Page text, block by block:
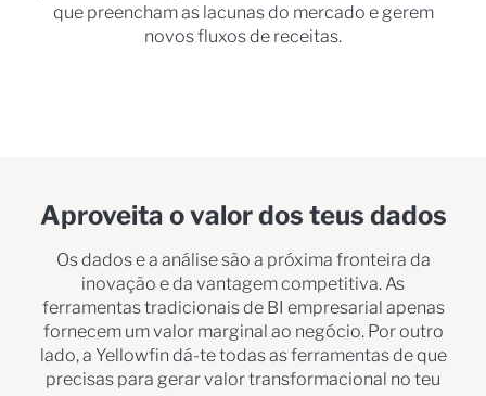
que preencham as lacunas do mercado e gerem
novos fluxos de receitas.
Aproveita o valor dos teus dados
Os dados e a análise são a próxima fronteira da
inovação e da vantagem competitiva. As
ferramentas tradicionais de BI empresarial apenas
fornecem um valor marginal ao negócio. Por outro
lado, a Yellowfin dá-te todas as ferramentas de que
precisas para gerar valor transformacional no teu